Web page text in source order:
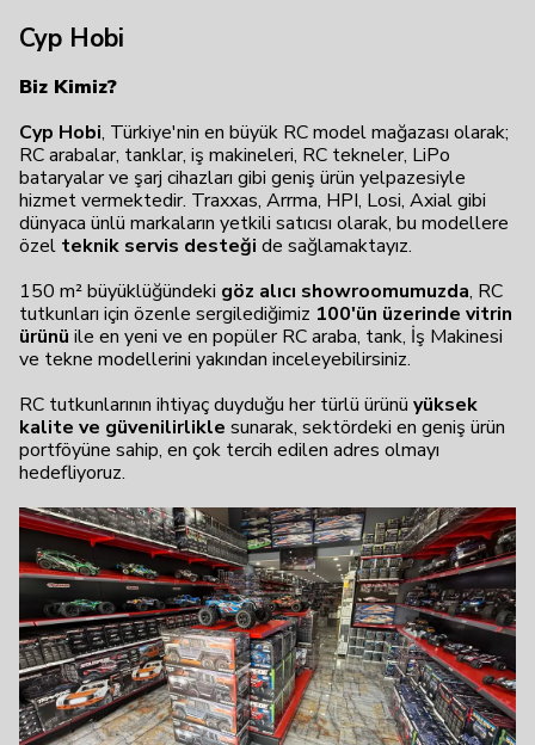
Cyp Hobi
Biz Kimiz?
Cyp Hobi, Türkiye'nin en büyük RC model mağazası olarak;
RC arabalar, tanklar, iş makineleri, RC tekneler, LiPo
bataryalar ve şarj cihazları gibi geniş ürün yelpazesiyle
hizmet vermektedir. Traxxas, Arrma, HPI, Losi, Axial gibi
dünyaca ünlü markaların yetkili satıcısı olarak, bu modellere
özel teknik servis desteği de sağlamaktayız.
150 m² büyüklüğündeki göz alıcı showroomumuzda, RC
tutkunları için özenle sergilediğimiz 100'ün üzerinde vitrin
ürünü ile en yeni ve en popüler RC araba, tank, İş Makinesi
ve tekne modellerini yakından inceleyebilirsiniz.
RC tutkunlarının ihtiyaç duyduğu her türlü ürünü yüksek
kalite ve güvenilirlikle sunarak, sektördeki en geniş ürün
portföyüne sahip, en çok tercih edilen adres olmayı
hedefliyoruz.